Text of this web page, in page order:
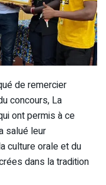
de remercier
concours, La
ont permis à ce
salué leur
culture orale et du
dans la tradition